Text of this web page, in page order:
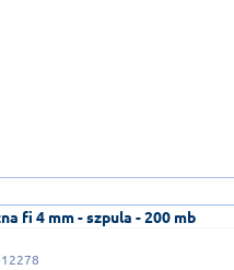
fi 4 mm - szpula - 200 mb